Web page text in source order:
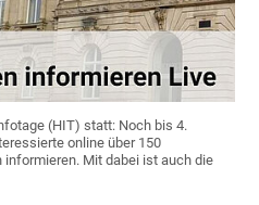
(HIT) statt: Noch bis 4.
online über 150
Mit dabei ist auch die